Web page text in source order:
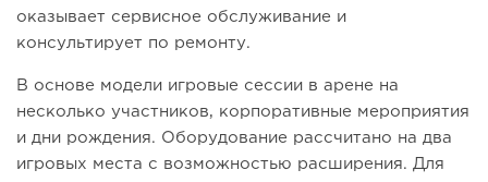
оказывает сервисное обслуживание и
консультирует по ремонту.
В основе модели игровые сессии в арене на
несколько участников, корпоративные мероприятия
и дни рождения. Оборудование рассчитано на два
игровых места с возможностью расширения. Для